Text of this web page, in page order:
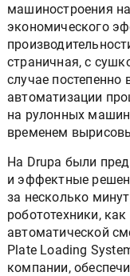
машиностроения
экономического
страничная, с
случае постепенно
автоматизации
на рулонных
временем
На Drupa были
и эффектные
за несколько
робототехники, как
автоматической
Plate Loading
компании,